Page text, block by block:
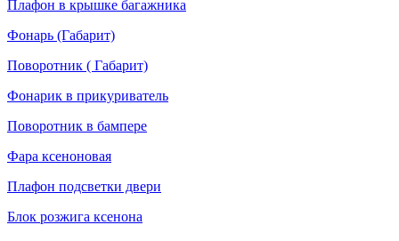
Плафон в крышке багажника
Фонарь (Габарит)
Поворотник ( Габарит)
Фонарик в прикуриватель
Поворотник в бампере
Фара ксеноновая
Плафон подсветки двери
Блок розжига ксенона